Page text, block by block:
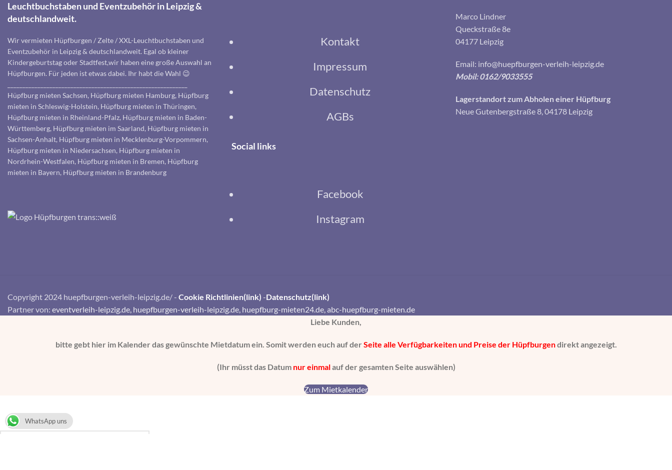
Leuchtbuchstaben und Eventzubehör in Leipzig &
deutschlandweit.
Wir vermieten Hüpfburgen / Zelte / XXL-Leuchtbuchstaben und
Eventzubehör in Leipzig & deutschlandweit. Egal ob kleiner
Kindergeburtstag oder Stadtfest,wir haben eine große Auswahl an
Hüpfburgen. Für jeden ist etwas dabei. Ihr habt die Wahl 😉
Hüpfburg mieten Sachsen, Hüpfburg mieten Hamburg, Hüpfburg
mieten in Schleswig-Holstein, Hüpfburg mieten in Thüringen,
Hüpfburg mieten in Rheinland-Pfalz, Hüpfburg mieten in Baden-
Württemberg, Hüpfburg mieten im Saarland, Hüpfburg mieten in
Sachsen-Anhalt, Hüpfburg mieten in Mecklenburg-Vorpommern,
Hüpfburg mieten in Niedersachsen, Hüpfburg mieten in
Nordrhein-Westfalen, Hüpfburg mieten in Bremen, Hüpfburg
mieten in Bayern, Hüpfburg mieten in Brandenburg
Kontakt
Impressum
Datenschutz
AGBs
Social links
Facebook
Instagram
Marco Lindner
Queckstraße 8e
04177 Leipzig
Email: info@huepfburgen-verleih-leipzig.de
Mobil: 0162/9033555
Lagerstandort zum Abholen einer Hüpfburg
Neue Gutenbergstraße 8, 04178 Leipzig
Copyright 2024 huepfburgen-verleih-leipzig.de/ - Cookie Richtlinien(link) -Datenschutz(link)
Partner von: eventverleih-leipzig.de, huepfburgen-verleih-leipzig.de, huepfburg-mieten24.de,abc-huepfburg-mieten.de
Liebe Kunden,
bitte gebt hier im Kalender das gewünschte Mietdatum ein. Somit werden euch auf der Seite alle Verfügbarkeiten und Preise der Hüpfburgendirekt angezeigt.
(Ihr müsst das Datum nur einmalauf der gesamten Seite auswählen)
Zum Mietkalender
WhatsApp uns